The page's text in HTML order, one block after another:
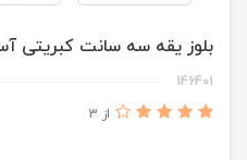
بلوز یقه سه سانت کبریتی
146401
از 3